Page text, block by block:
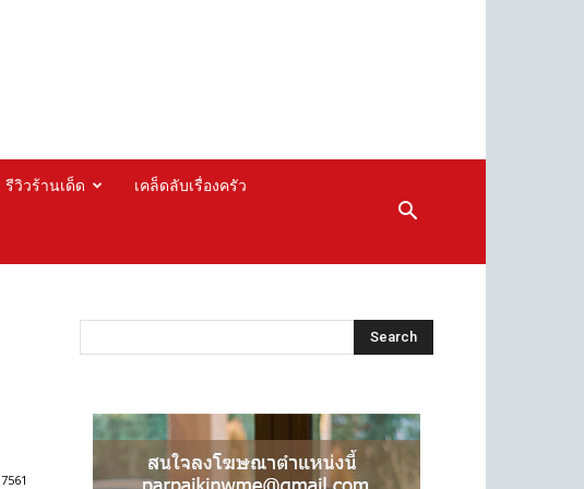
รีวิวร้านเด็ด เคล็ดลับเรื่องครัว
7561